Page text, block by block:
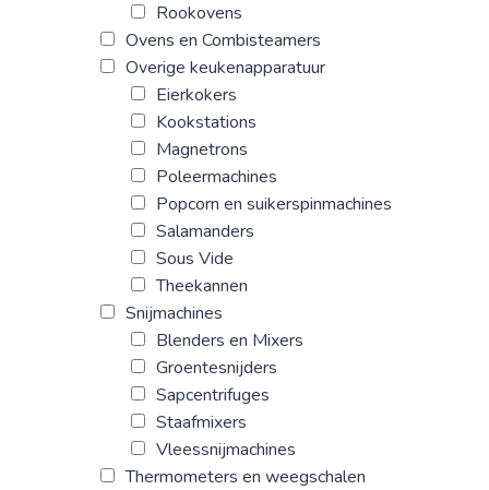
Rookovens
Ovens en Combisteamers
Overige keukenapparatuur
Eierkokers
Kookstations
Magnetrons
Poleermachines
Popcorn en suikerspinmachines
Salamanders
Sous Vide
Theekannen
Snijmachines
Blenders en Mixers
Groentesnijders
Sapcentrifuges
Staafmixers
Vleessnijmachines
Thermometers en weegschalen